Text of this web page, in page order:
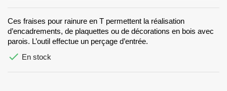
Ces fraises pour rainure en T permettent la réalisation
d’encadrements, de plaquettes ou de décorations en bois avec
parois. L’outil effectue un perçage d’entrée.
 En stock